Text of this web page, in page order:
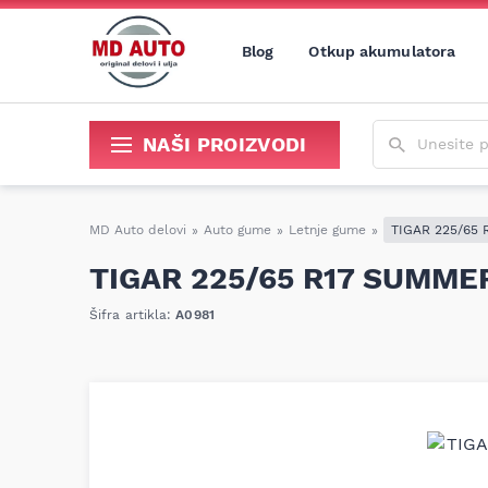
Blog Otkup akumulatora
NAŠI PROIZVODI
MD Auto delovi » Auto gume » Letnje gume » TIGAR 225/65
TIGAR 225/65 R17
Šifra artikla:A0981